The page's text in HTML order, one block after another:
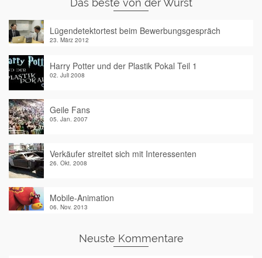
Das beste von der Wurst
Lügendetektortest beim Bewerbungsgespräch
23. März 2012
Harry Potter und der Plastik Pokal Teil 1
02. Juli 2008
Geile Fans
05. Jan. 2007
Verkäufer streitet sich mit Interessenten
26. Okt. 2008
Mobile-Animation
06. Nov. 2013
Neuste Kommentare